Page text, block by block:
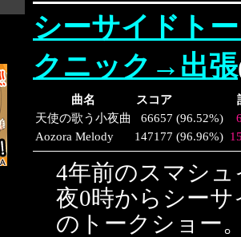
シーサイドト
クニック→出張
曲名 スコア
天使の歌う小夜曲
66657 (96.52%)
Aozora Melody
147177 (96.96%)
4年前のスマシ
夜0時からシー
のトークショー